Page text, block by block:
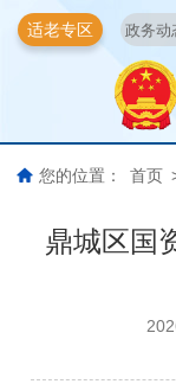
适老专区
您的位置： 首页
鼎城区国